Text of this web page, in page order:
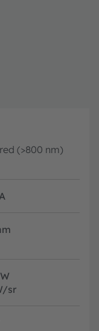
thanks to its
dark
(>800 nm)
sr